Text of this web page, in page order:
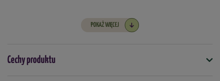
Taxus baccata
POKAŻ WIĘCEJ
Cechy produktu